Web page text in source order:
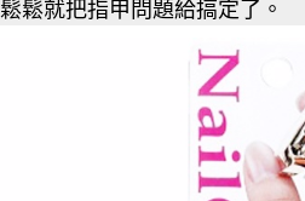
鬆鬆就把指甲問題給搞定了。